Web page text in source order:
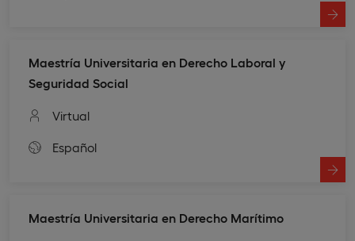
Maestría Universitaria en Derecho Laboral y
Seguridad Social
Virtual
Español
Maestría Universitaria en Derecho Marítimo